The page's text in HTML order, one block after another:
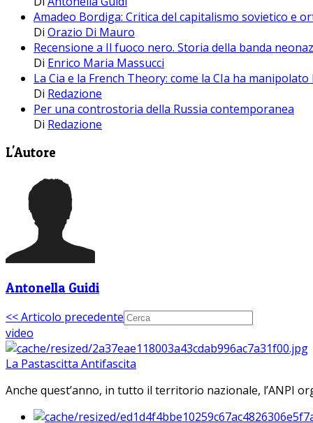
Amadeo Bordiga: Critica del capitalismo sovietico e
Di Orazio Di Mauro
Recensione a Il fuoco nero. Storia della banda
Di Enrico Maria Massucci
La Cia e la French Theory: come la CIa ha
Di Redazione
Per una controstoria della Russia contemporanea
Di Redazione
L'Autore
Antonella Guidi
<< Articolo precedente
video
La Pastascitta Antifascita
Anche quest’anno, in tutto il territorio nazionale, l’ANPI